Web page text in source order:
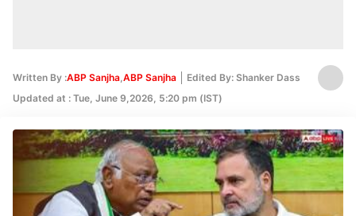
Written By :ABP Sanjha,ABP Sanjha
Edited By: Shanker Dass
Updated at : Tue, June 9,2026, 5:20 pm (IST)